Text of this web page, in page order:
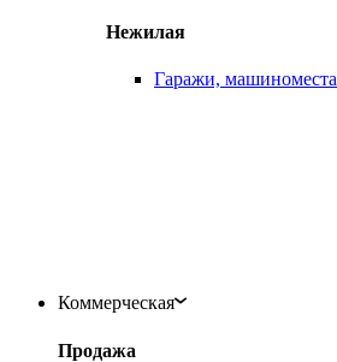
Нежилая
Гаражи, машиноместа
Коммерческая
Продажа